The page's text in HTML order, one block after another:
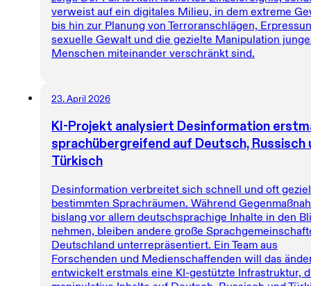
verweist auf ein digitales Milieu, in dem extreme
bis hin zur Planung von Terroranschlägen,
sexuelle Gewalt und die gezielte Manipulation
Menschen miteinander verschränkt sind.
23. April 2026
KI-Projekt analysiert Desinformation
sprachübergreifend auf Deutsch, Russisch
Türkisch
Desinformation verbreitet sich schnell und oft
bestimmten Sprachräumen. Während
bislang vor allem deutschsprachige Inhalte in den
nehmen, bleiben andere große
Deutschland unterrepräsentiert. Ein Team aus
Forschenden und Medienschaffenden will das
entwickelt erstmals eine KI-gestützte Infrastruktur,